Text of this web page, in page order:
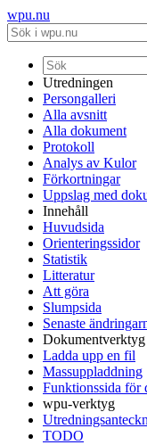
wpu.nu
Utredningen
Persongalleri
Alla avsnitt
Alla dokument
Protokoll
Analys av Kulor
Förkortningar
Uppslag med
Innehåll
Huvudsida
Orienteringssidor
Statistik
Litteratur
Att göra
Slumpsida
Senaste
Dokumentverktyg
Ladda upp en fil
Massuppladdning
Funktionssida för
wpu-verktyg
TODO